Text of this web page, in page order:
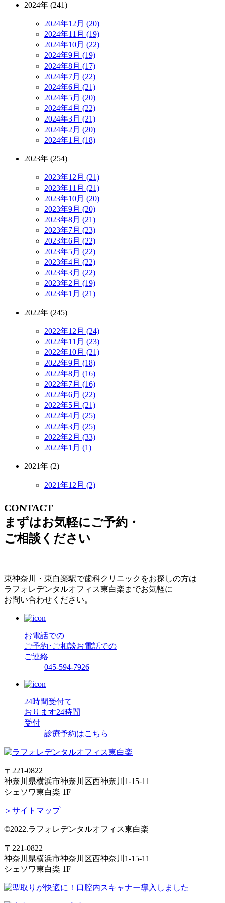
2024年 (241)
2024年12月 (20)
2024年11月 (19)
2024年10月 (22)
2024年9月 (19)
2024年8月 (17)
2024年7月 (22)
2024年6月 (21)
2024年5月 (20)
2024年4月 (22)
2024年3月 (21)
2024年2月 (20)
2024年1月 (18)
2023年 (254)
2023年12月 (21)
2023年11月 (21)
2023年10月 (20)
2023年9月 (20)
2023年8月 (21)
2023年7月 (23)
2023年6月 (22)
2023年5月 (22)
2023年4月 (22)
2023年3月 (22)
2023年2月 (19)
2023年1月 (21)
2022年 (245)
2022年12月 (24)
2022年11月 (23)
2022年10月 (21)
2022年9月 (18)
2022年8月 (16)
2022年7月 (16)
2022年6月 (22)
2022年5月 (21)
2022年4月 (25)
2022年3月 (25)
2022年2月 (33)
2022年1月 (1)
2021年 (2)
2021年12月 (2)
CONTACT
まずはお気軽にご予約・
ご相談ください
東神奈川・東白楽駅で歯科クリニックをお探しの方は
ラフォレデンタルオフィス東白楽までお気軽に
お問い合わせください。
お電話での
ご予約･ご相談お電話での
ご連絡
045-594-7926
24時間受付て
おります24時間
受付
診療予約はこちら
〒221-0822
神奈川県横浜市神奈川区西神奈川1-15-11
シェソワ東白楽 1F
＞サイトマップ
©2022.ラフォレデンタルオフィス東白楽
〒221-0822
神奈川県横浜市神奈川区西神奈川1-15-11
シェソワ東白楽 1F